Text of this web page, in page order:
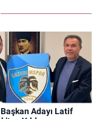
Adayı Latif